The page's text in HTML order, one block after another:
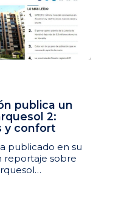
publica un
2:
y confort
publicado en su
reportaje sobre